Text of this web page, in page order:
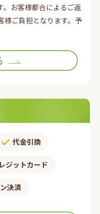
。お客様都合によるご返
様ご負担となります。予
代金引換
ジットカード
決済